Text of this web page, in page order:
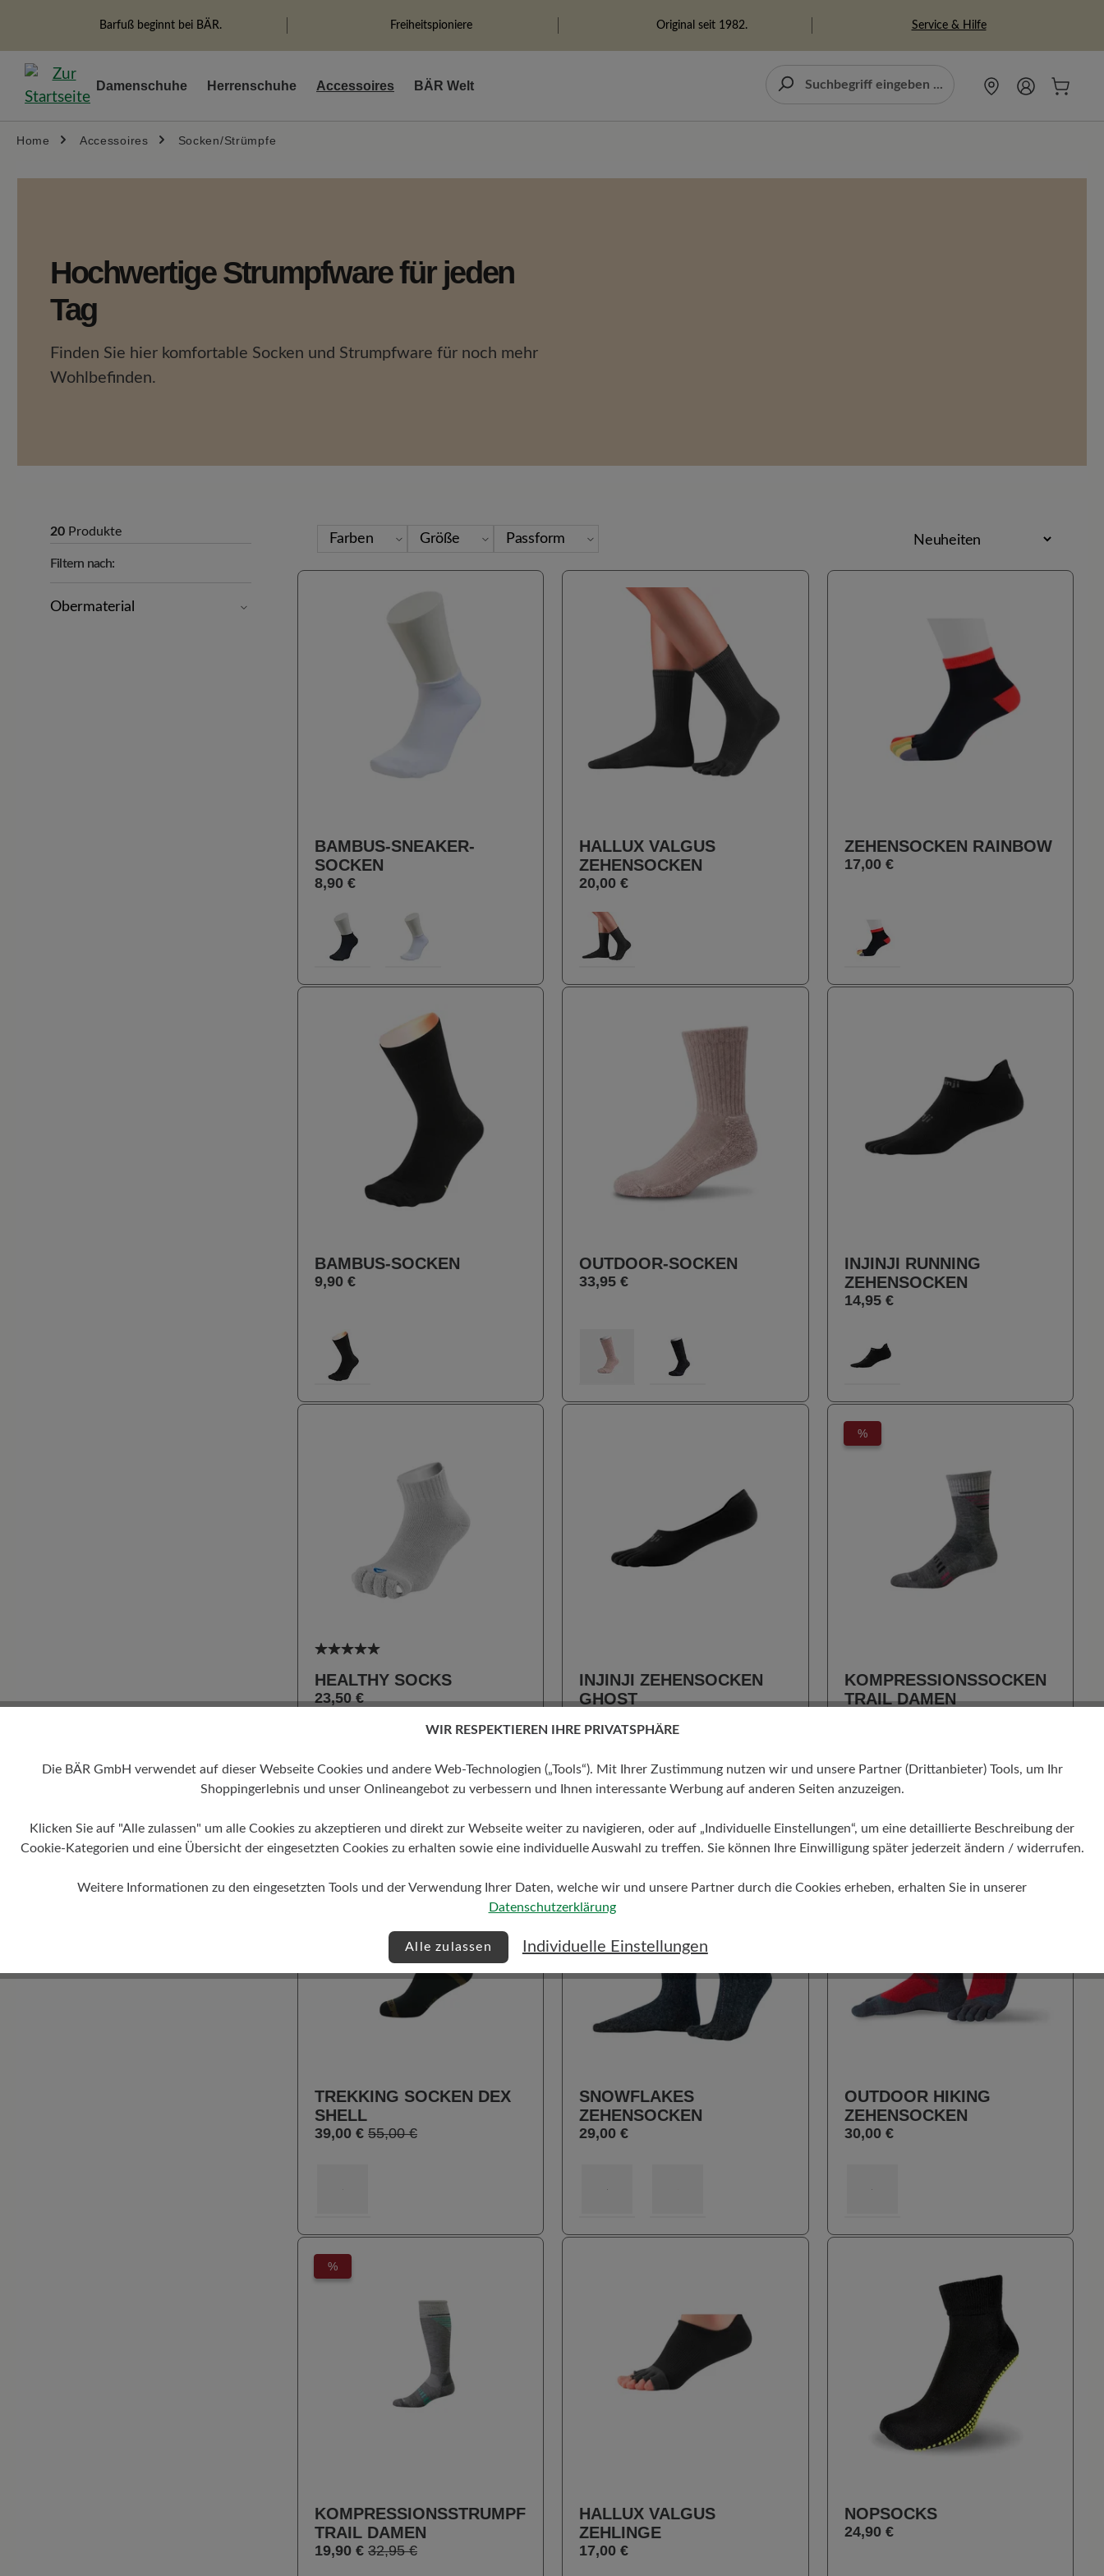
Zur Hauptnavigation springen
Barfuß beginnt bei BÄR. Freiheitspioniere Original seit 1982. Service & Hilfe
Damenschuhe Herrenschuhe Accessoires BÄR Welt
Home Accessoires Socken/Strümpfe
Hochwertige Strumpfware für jeden
Tag
Finden Sie hier komfortable Socken und Strumpfware für noch mehr
Wohlbefinden.
20 Produkte
Filtern nach:
Obermaterial
Farben Größe Passform
BAMBUS-SNEAKER-
SOCKEN
8,90 €
100 300
HALLUX VALGUS
ZEHENSOCKEN
20,00 €
100
ZEHENSOCKEN RAINBOW
17,00 €
120
BAMBUS-SOCKEN
9,90 €
100
OUTDOOR-SOCKEN
33,95 €
014 016
INJINJI RUNNING
ZEHENSOCKEN
14,95 €
100
Durchschnittliche Bewertung von 5 von 5 Sternen
HEALTHY SOCKS
23,50 €
auswählen
111
INJINJI ZEHENSOCKEN
GHOST
Farbeauswählen
100
%
KOMPRESSIONSSOCKEN
TRAIL DAMEN
111
%
TREKKING SOCKEN DEX
SHELL
39,00 € 55,00 €
SNOWFLAKES
ZEHENSOCKEN
29,00 €
OUTDOOR HIKING
ZEHENSOCKEN
30,00 €
%
KOMPRESSIONSSTRUMPF
TRAIL DAMEN
19,90 € 32,95 €
HALLUX VALGUS
ZEHLINGE
17,00 €
NOPSOCKS
24,90 €
WIR RESPEKTIEREN IHRE PRIVATSPHÄRE
Die BÄR GmbH verwendet auf dieser Webseite Cookies und andere Web-Technologien („Tools“). Mit Ihrer Zustimmung nutzen wir und unsere Partner (Drittanbieter) Tools, um Ihr
Shoppingerlebnis und unser Onlineangebot zu verbessern und Ihnen interessante Werbung auf anderen Seiten anzuzeigen.
Klicken Sie auf "Alle zulassen" um alle Cookies zu akzeptieren und direkt zur Webseite weiter zu navigieren, oder auf „Individuelle Einstellungen“, um eine detaillierte Beschreibung der
Cookie-Kategorien und eine Übersicht der eingesetzten Cookies zu erhalten sowie eine individuelle Auswahl zu treffen. Sie können Ihre Einwilligung später jederzeit ändern / widerrufen.
Weitere Informationen zu den eingesetzten Tools und der Verwendung Ihrer Daten, welche wir und unsere Partner durch die Cookies erheben, erhalten Sie in unserer
Datenschutzerklärung
Alle zulassen Individuelle Einstellungen